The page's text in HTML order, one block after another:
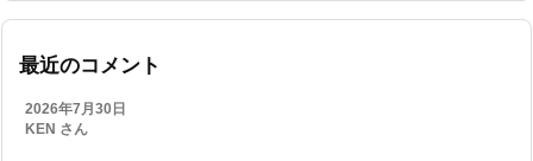
最近のコメント
2026年7月30日
KEN さん